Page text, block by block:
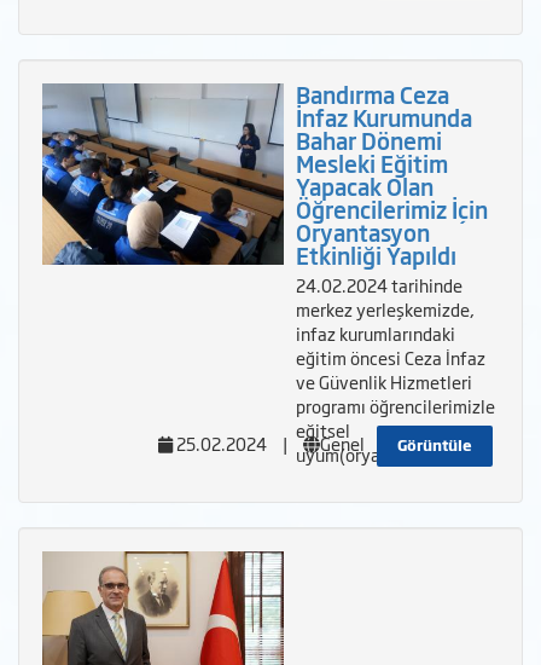
Bandırma Ceza
İnfaz Kurumunda
Bahar Dönemi
Mesleki Eğitim
Yapacak Olan
Öğrencilerimiz İçin
Oryantasyon
Etkinliği Yapıldı
24.02.2024 tarihinde
merkez yerleşkemizde,
infaz kurumlarındaki
eğitim öncesi Ceza İnfaz
ve Güvenlik Hizmetleri
programı öğrencilerimizle
eğitsel
uyum(oryantasyon) e
Görüntüle
25.02.2024 | Genel